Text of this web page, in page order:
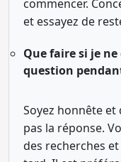
commencer.
et essayez de
Que faire si je
question
Soyez honnête et
pas la réponse.
des recherches